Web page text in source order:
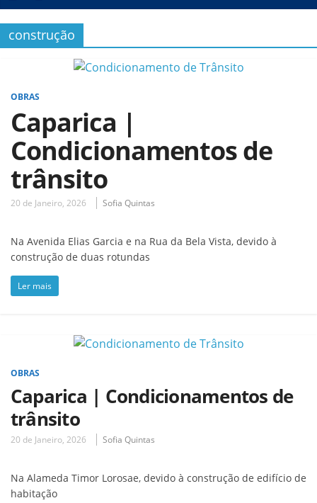
construção
OBRAS
Caparica |
Condicionamentos de
trânsito
20 de Janeiro, 2026 Sofia Quintas
Na Avenida Elias Garcia e na Rua da Bela Vista, devido à
construção de duas rotundas
Ler mais
OBRAS
Caparica | Condicionamentos de
trânsito
20 de Janeiro, 2026 Sofia Quintas
Na Alameda Timor Lorosae, devido à construção de edifício de
habitação